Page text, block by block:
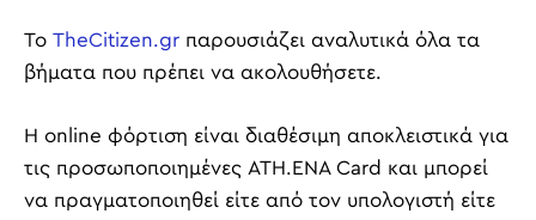
Το TheCitizen.gr παρουσιάζει αναλυτικά όλα τα
βήματα που πρέπει να ακολουθήσετε.
Η online φόρτιση είναι διαθέσιμη αποκλειστικά για
τις προσωποποιημένες ATH.ENA Card και μπορεί
να πραγματοποιηθεί είτε από τον υπολογιστή είτε